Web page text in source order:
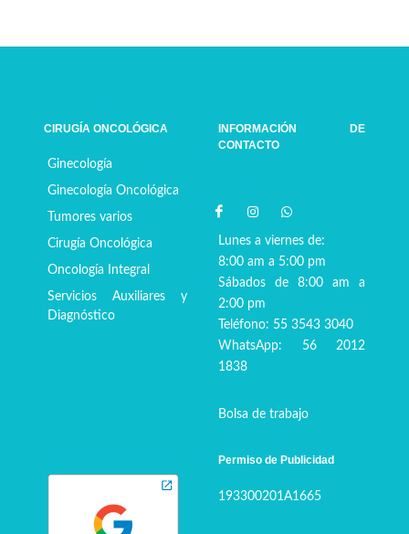
CIRUGÍA ONCOLÓGICA
Ginecología
Ginecología Oncológica
Tumores varios
Cirugía Oncológica
Oncología Integral
Servicios Auxiliares y
Diagnóstico
INFORMACIÓN DE
CONTACTO
Lunes a viernes de:
8:00 am a 5:00 pm
Sábados de 8:00 am a
2:00 pm
Teléfono: 55 3543 3040
WhatsApp: 56 2012
1838
Bolsa de trabajo
Permiso de Publicidad
193300201A1665